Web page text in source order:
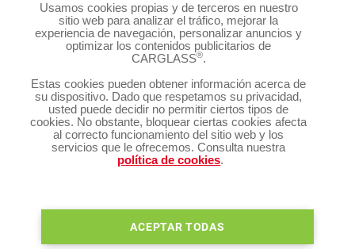
por ti.
Garantizamos de por vida todos nuestros
trabajos.
Usamos cookies propias y de terceros en nuestro
sitio web para analizar el tráfico, mejorar la
experiencia de navegación, personalizar anuncios y
optimizar los contenidos publicitarios de
CARGLASS®.
Estas cookies pueden obtener información acerca de
su dispositivo. Dado que respetamos su privacidad,
usted puede decidir no permitir ciertos tipos de
cookies. No obstante, bloquear ciertas cookies afecta
al correcto funcionamiento del sitio web y los
servicios que le ofrecemos. Consulta nuestra
política de cookies.
ACEPTAR TODAS